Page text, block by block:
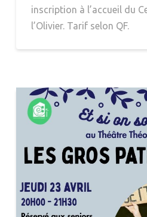
inscription à l’accueil du
l’Olivier. Tarif selon QF.